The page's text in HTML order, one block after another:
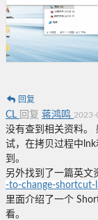
回复
CL 回复 蒋鸿鸣 2023-
没有查到相关资料。
试，在拷贝过程中
到。
另外找到了一篇英文
-to-change-
里面介绍了一个
看。